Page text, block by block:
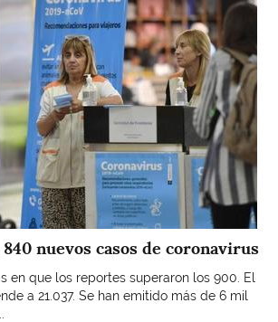
nuevos casos de coronavirus
en que los reportes superaron los 900. El
a 21.037. Se han emitido más de 6 mil